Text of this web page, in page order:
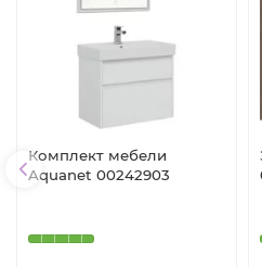
Комплект мебели
Aquanet 00242903